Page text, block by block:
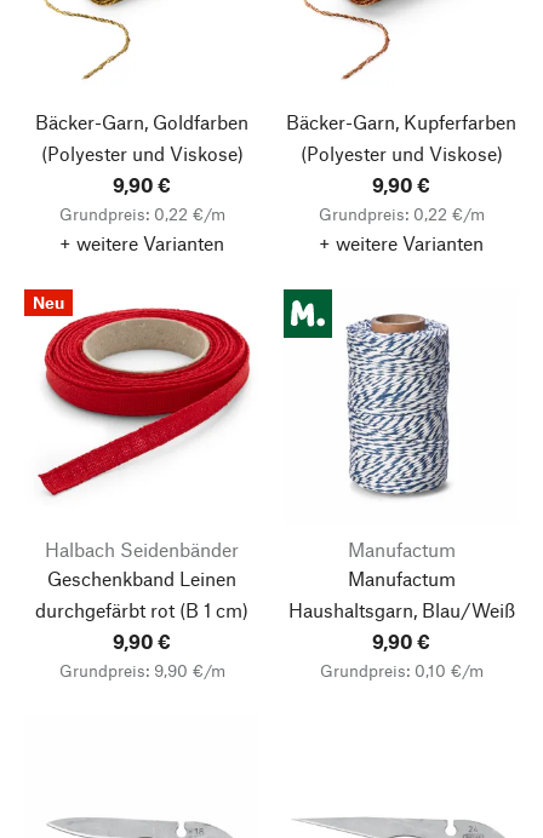
Bäcker-Garn, Goldfarben
(Polyester und Viskose)
9,90 €
Grundpreis: 0,22 €/m
+ weitere Varianten
Bäcker-Garn, Kupferfarben
(Polyester und Viskose)
9,90 €
Grundpreis: 0,22 €/m
+ weitere Varianten
Neu
Halbach Seidenbänder
Geschenkband Leinen
durchgefärbt rot (B 1 cm)
9,90 €
Grundpreis: 9,90 €/m
Manufactum
Manufactum
Haushaltsgarn, Blau/Weiß
9,90 €
Grundpreis: 0,10 €/m